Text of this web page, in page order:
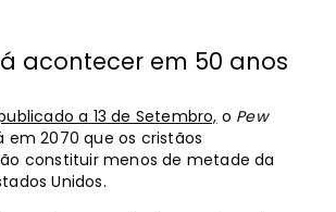
acontecer em 50 anos
a 13 de Setembro, o Pew
em 2070 que os cristãos
constituir menos de metade da
Unidos.